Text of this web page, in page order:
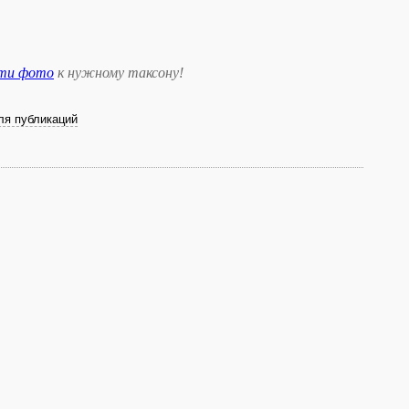
фото к нужному таксону!
публикаций